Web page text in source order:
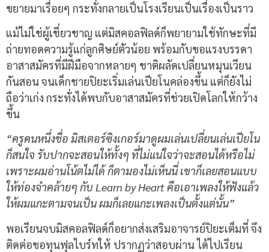
ขยายมาเรื่อยๆ กระทั่งกลายเป็นโรงเรียนเป็นเรื่องเป็นราว
แม้ไม่ใช่ผู้เชี่ยวชาญ แต่มิสคอลฟิลด์ก็พยายามใช้ทักษะที่มี
ถ่ายทอดความรู้แก่ลูกศิษย์ตัวน้อย พร้อมกับขอแรงบรรดา
อาสาสมัครที่มีฝีมือจากหลายๆ ชาติผลัดเปลี่ยนหมุนเวียน
กันสอน จนเด็กชายปิยะเริ่มเล่นเปียโนคล่องขึ้น แต่ก็ยังไม่
ถือว่าเก่ง กระทั่งได้พบกับอาสาสมัครที่ช่วยเปิดโลกให้กว้าง
ขึ้น
“ครูคนหนึ่งชื่อ มิสเตอร์ซิงเกอร์มาดูผมเล่นเปลี่ยนเล่นเปียโน
ก็สนใจ รับปากจะสอนให้ทั้งๆ ที่ไม่แน่ใจว่าจะสอนได้หรือไม่
เพราะผมอ่านโน้ตไม่ได้ ก็ตามองไม่เห็นนี่ เขาก็เลยสอนแบบ
ให้ท่องจำคล้ายๆ กับ Learn by Heart คือเอาเพลงให้ฟังแล้ว
ให้ผมแกะตามจนเป็น ผมก็เลยแกะเพลงเป็นตั้งแต่นั้น”
พอเรียนจบมิสคอลฟิลด์ก็อยากส่งเสริมอาจารย์ปิยะเต็มที่ จึง
ติดต่อขอทุนฟุลไบร์ทให้ ปรากฏว่าสอบผ่าน ได้ไปเรียน